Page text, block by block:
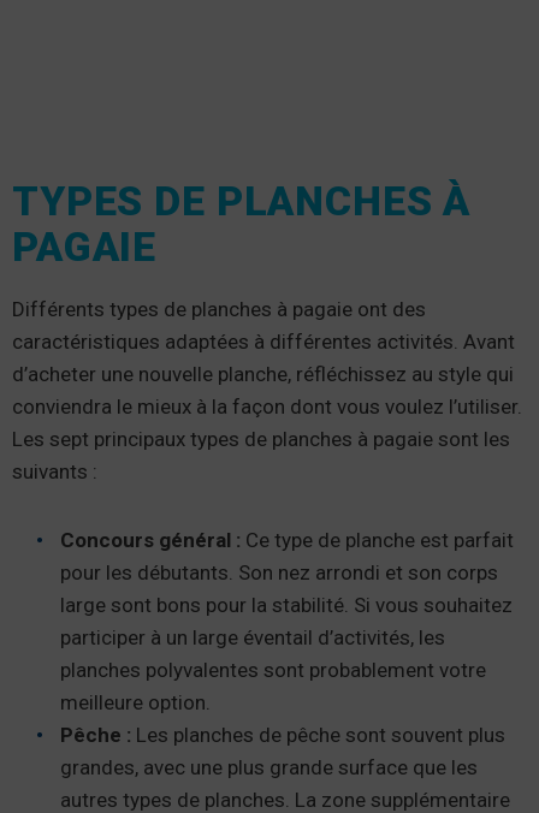
TYPES DE PLANCHES À
PAGAIE
Différents types de planches à pagaie ont des
caractéristiques adaptées à différentes activités. Avant
d’acheter une nouvelle planche, réfléchissez au style qui
conviendra le mieux à la façon dont vous voulez l’utiliser.
Les sept principaux types de planches à pagaie sont les
suivants :
Concours général : Ce type de planche est parfait
pour les débutants. Son nez arrondi et son corps
large sont bons pour la stabilité. Si vous souhaitez
participer à un large éventail d’activités, les
planches polyvalentes sont probablement votre
meilleure option.
Pêche : Les planches de pêche sont souvent plus
grandes, avec une plus grande surface que les
autres types de planches. La zone supplémentaire